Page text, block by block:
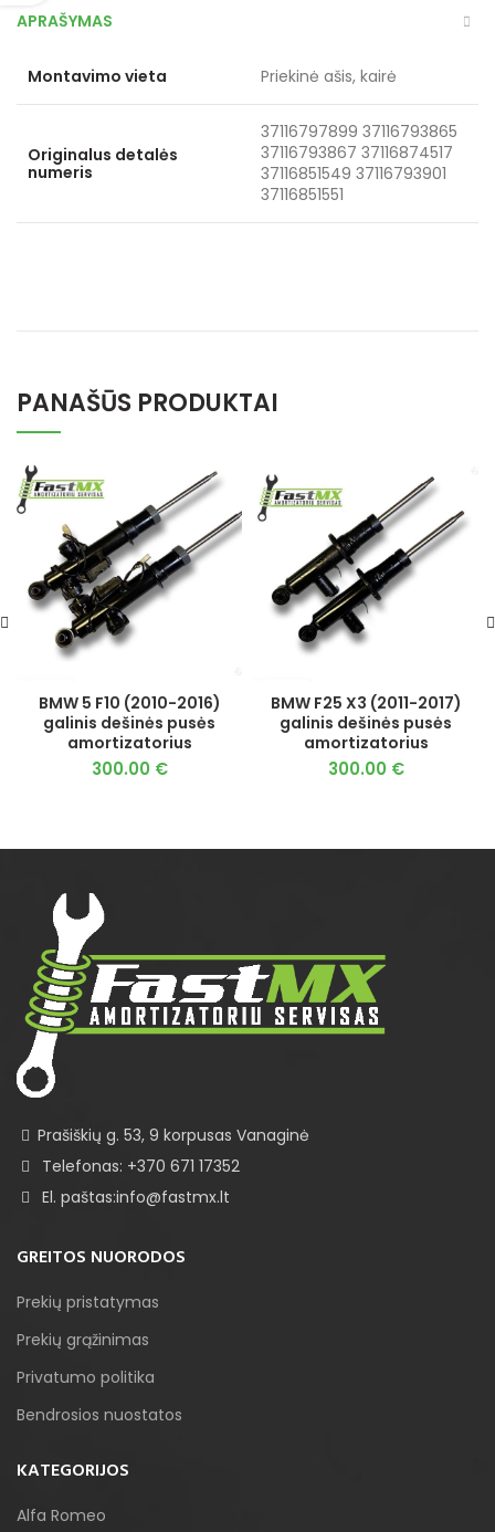
APRAŠYMAS
Montavimo vieta Priekinė ašis, kairė
Originalus detalės
numeris
37116797899 37116793865
37116793867 37116874517
37116851549 37116793901
37116851551
PANAŠŪS PRODUKTAI
BMW 5 F10 (2010-2016)
galinis dešinės pusės
amortizatorius
300.00 €
BMW F25 X3 (2011-2017)
galinis dešinės pusės
amortizatorius
300.00 €
Prašiškių g. 53, 9 korpusas Vanaginė
Telefonas: +370 671 17352
El. paštas:info@fastmx.lt
GREITOS NUORODOS
Prekių pristatymas
Prekių grąžinimas
Privatumo politika
Bendrosios nuostatos
KATEGORIJOS
Alfa Romeo